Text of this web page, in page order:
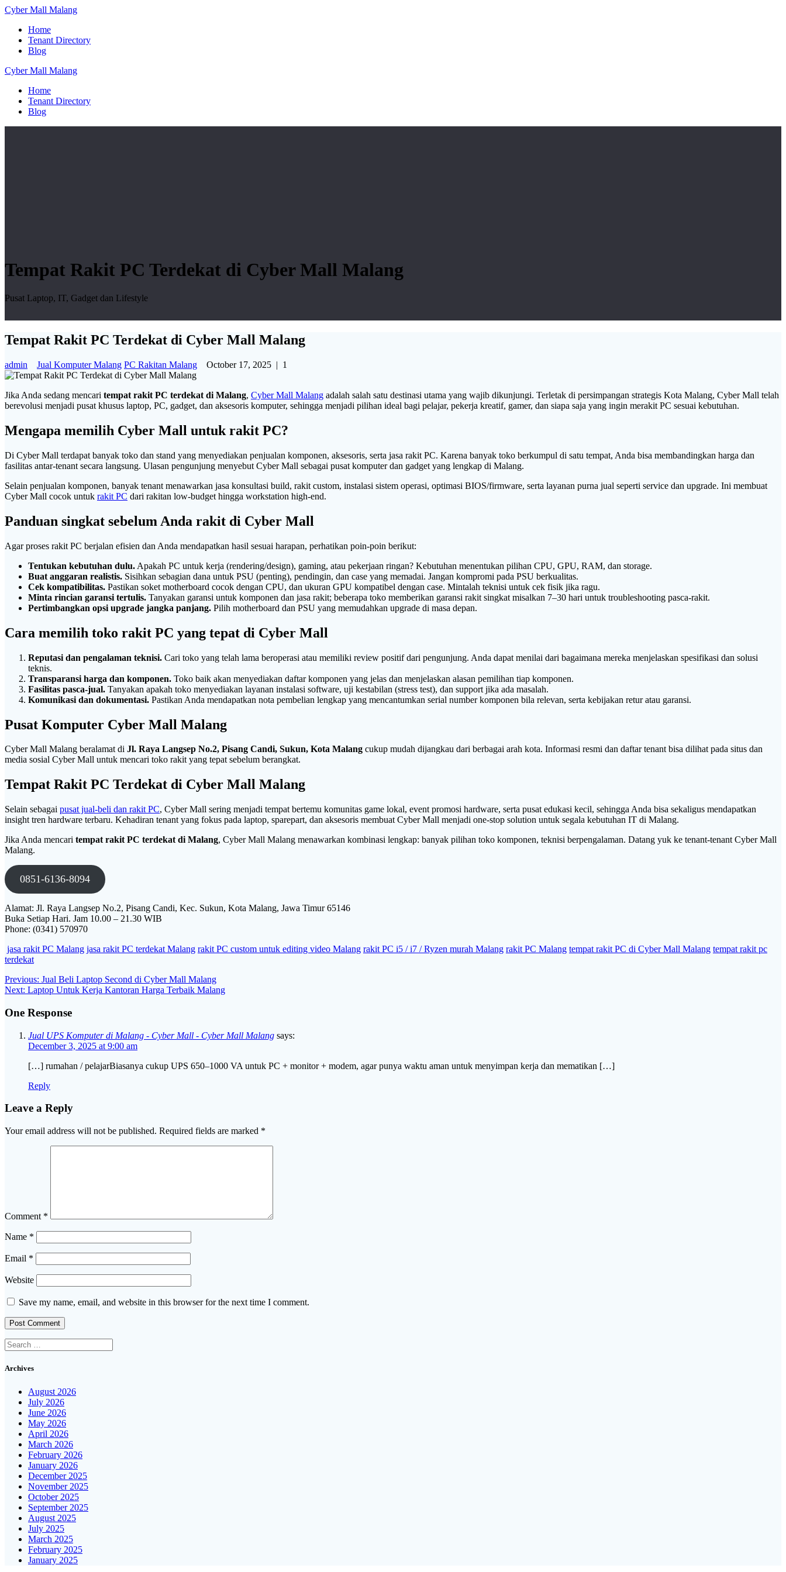
Skip
content
CyberMall Malang
Home
Tenant Directory
Blog
CyberMall Malang
Home
Tenant Directory
Blog
Tempat Rakit PC Terdekat di Cyber Mall Malang
Pusat Laptop, IT, Gadget dan Lifestyle
Tempat Rakit PC Terdekat di Cyber Mall Malang
admin Jual Komputer Malang PC Rakitan Malang October 17, 2025 | 1
Jika Anda sedang mencari tempat rakit PC terdekat di Malang, Cyber Mall Malang adalah salah satu destinasi utama yang wajib dikunjungi. Terletak di persimpangan strategis Kota Malang, Cyber Mall telah
berevolusi menjadi pusat khusus laptop, PC, gadget, dan aksesoris komputer, sehingga menjadi pilihan ideal bagi pelajar, pekerja kreatif, gamer, dan siapa saja yang ingin merakit PC sesuai kebutuhan.
Mengapa memilih Cyber Mall untuk rakit PC?
Di Cyber Mall terdapat banyak toko dan stand yang menyediakan penjualan komponen, aksesoris, serta jasa rakit PC. Karena banyak toko berkumpul di satu tempat, Anda bisa membandingkan harga dan
fasilitas antar-tenant secara langsung. Ulasan pengunjung menyebut Cyber Mall sebagai pusat komputer dan gadget yang lengkap di Malang.
Selain penjualan komponen, banyak tenant menawarkan jasa konsultasi build, rakit custom, instalasi sistem operasi, optimasi BIOS/firmware, serta layanan purna jual seperti service dan upgrade. Ini membuat
Cyber Mall cocok untuk rakit PC dari rakitan low-budget hingga workstation high-end.
Panduan singkat sebelum Anda rakit di Cyber Mall
Agar proses rakit PC berjalan efisien dan Anda mendapatkan hasil sesuai harapan, perhatikan poin-poin berikut:
Tentukan kebutuhan dulu. Apakah PC untuk kerja (rendering/design), gaming, atau pekerjaan ringan? Kebutuhan menentukan pilihan CPU, GPU, RAM, dan storage.
Buat anggaran realistis. Sisihkan sebagian dana untuk PSU (penting), pendingin, dan case yang memadai. Jangan kompromi pada PSU berkualitas.
Cek kompatibilitas. Pastikan soket motherboard cocok dengan CPU, dan ukuran GPU kompatibel dengan case. Mintalah teknisi untuk cek fisik jika ragu.
Minta rincian garansi tertulis. Tanyakan garansi untuk komponen dan jasa rakit; beberapa toko memberikan garansi rakit singkat misalkan 7–30 hari untuk troubleshooting pasca-rakit.
Pertimbangkan opsi upgrade jangka panjang. Pilih motherboard dan PSU yang memudahkan upgrade di masa depan.
Cara memilih toko rakit PC yang tepat di Cyber Mall
Reputasi dan pengalaman teknisi. Cari toko yang telah lama beroperasi atau memiliki review positif dari pengunjung. Anda dapat menilai dari bagaimana mereka menjelaskan spesifikasi dan solusi
teknis.
Transparansi harga dan komponen. Toko baik akan menyediakan daftar komponen yang jelas dan menjelaskan alasan pemilihan tiap komponen.
Fasilitas pasca-jual. Tanyakan apakah toko menyediakan layanan instalasi software, uji kestabilan (stress test), dan support jika ada masalah.
Komunikasi dan dokumentasi. Pastikan Anda mendapatkan nota pembelian lengkap yang mencantumkan serial number komponen bila relevan, serta kebijakan retur atau garansi.
Pusat Komputer Cyber Mall Malang
Cyber Mall Malang beralamat di Jl. Raya Langsep No.2, Pisang Candi, Sukun, Kota Malang cukup mudah dijangkau dari berbagai arah kota. Informasi resmi dan daftar tenant bisa dilihat pada situs dan
media sosial Cyber Mall untuk mencari toko rakit yang tepat sebelum berangkat.
Tempat Rakit PC Terdekat di Cyber Mall Malang
Selain sebagai pusat jual-beli dan rakit PC, Cyber Mall sering menjadi tempat bertemu komunitas game lokal, event promosi hardware, serta pusat edukasi kecil, sehingga Anda bisa sekaligus mendapatkan
insight tren hardware terbaru. Kehadiran tenant yang fokus pada laptop, sparepart, dan aksesoris membuat Cyber Mall menjadi one-stop solution untuk segala kebutuhan IT di Malang.
Jika Anda mencari tempat rakit PC terdekat di Malang, Cyber Mall Malang menawarkan kombinasi lengkap: banyak pilihan toko komponen, teknisi berpengalaman. Datang yuk ke tenant-tenant Cyber Mall
Malang.
0851-6136-8094
Alamat: Jl. Raya Langsep No.2, Pisang Candi, Kec. Sukun, Kota Malang, Jawa Timur 65146
Buka Setiap Hari. Jam 10.00 – 21.30 WIB
Phone: (0341) 570970
jasa rakit PC Malang jasa rakit PC terdekat Malang rakit PC custom untuk editing video Malang rakit PC i5 / i7 / Ryzen murah Malang rakit PC Malang tempat rakit PC di Cyber Mall Malang tempat rakit pc
terdekat
Post
navigation
Previous: Previous
post:
Jual Beli Laptop Second di Cyber Mall Malang
Next: Next
Laptop Untuk Kerja Kantoran Harga Terbaik Malang
One Response
Jual UPS Komputer di Malang - Cyber Mall - Cyber Mall Malang says:
December 3, 2025 at 9:00 am
[…] rumahan / pelajarBiasanya cukup UPS 650–1000 VA untuk PC + monitor + modem, agar punya waktu aman untuk menyimpan kerja dan mematikan […]
Reply
Leave a Reply
Your email address will not be published. Required fields are marked *
Comment *
Name *
Email *
Website
Save my name, email, and website in this browser for the next time I comment.
Search
for:
Archives
August 2026
July 2026
June 2026
May 2026
April 2026
March 2026
February 2026
January 2026
December 2025
November 2025
October 2025
September 2025
August 2025
July 2025
March 2025
February 2025
January 2025